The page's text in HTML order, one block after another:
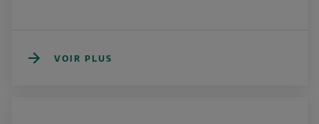
VOIR PLUS